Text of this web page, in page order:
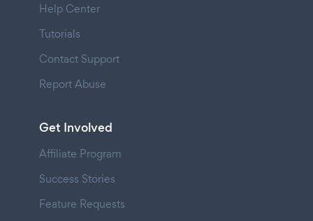
Help Center
Tutorials
Contact Support
Report Abuse
Get Involved
Affiliate Program
Success Stories
Feature Requests